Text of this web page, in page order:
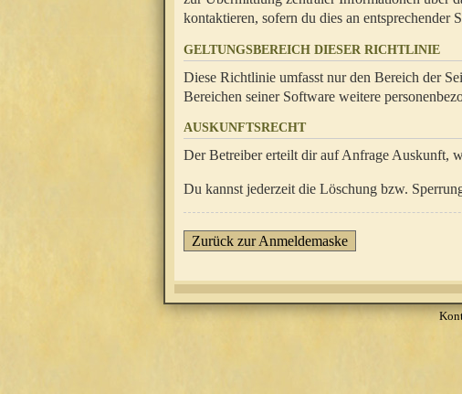
kontaktieren, sofern du dies an entsprechender
GELTUNGSBEREICH DIESER RICHTLINIE
Diese Richtlinie umfasst nur den Bereich der
Bereichen seiner Software weitere
AUSKUNFTSRECHT
Der Betreiber erteilt dir auf Anfrage Auskunft,
Du kannst jederzeit die Löschung bzw.
Zurück zur Anmeldemaske